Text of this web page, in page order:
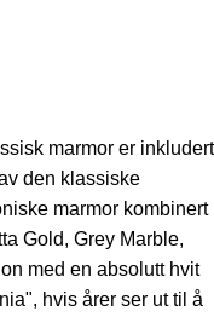
marmor er inkludert
den klassiske
marmor kombinert
Gold, Grey Marble,
med en absolutt hvit
hvis årer ser ut til å